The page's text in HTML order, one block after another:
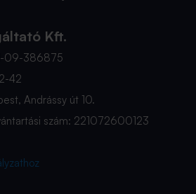
Kft.
09-386875
42
Andrássy út 10.
szám: 221072600123